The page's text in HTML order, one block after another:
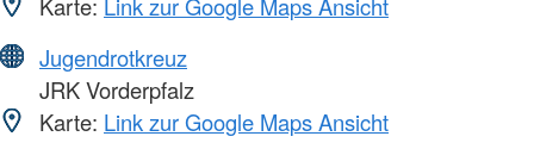
Jugendrotkreuz
JRK Vorderpfalz
Karte: Link zur Google Maps Ansicht